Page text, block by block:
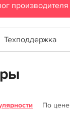
производителя
Техподдержка
По цене